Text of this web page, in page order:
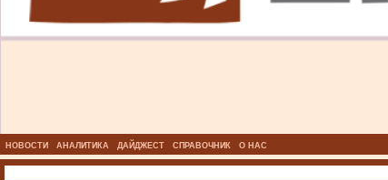
НОВОСТИ АНАЛИТИКА ДАЙДЖЕСТ СПРАВОЧНИК О НАС